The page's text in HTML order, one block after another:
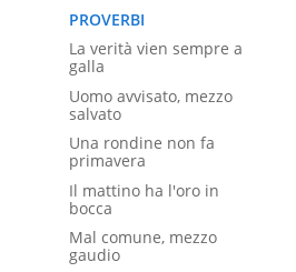
PROVERBI
La verità vien sempre a
galla
Uomo avvisato, mezzo
salvato
Una rondine non fa
primavera
Il mattino ha l'oro in
bocca
Mal comune, mezzo
gaudio